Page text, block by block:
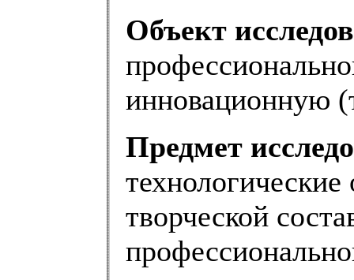
Объект
инновационную
Предмет
творческой